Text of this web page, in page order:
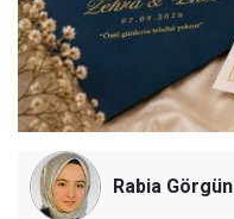
Rabia Görgün